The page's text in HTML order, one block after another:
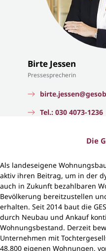
Birte Jessen
Pressesprecherin
Tel.: 030 4073-1236
Die
Als landeseigene
aktiv ihren Beitrag, um in der
auch in Zukunft bezahlbaren
Bevölkerung bereitzustellen
erhalten. Seit 2014 baut die
durch Neubau und Ankauf
Wohnungsbestand. Derzeit
Unternehmen mit
48.800 eigenen Wohnungen,